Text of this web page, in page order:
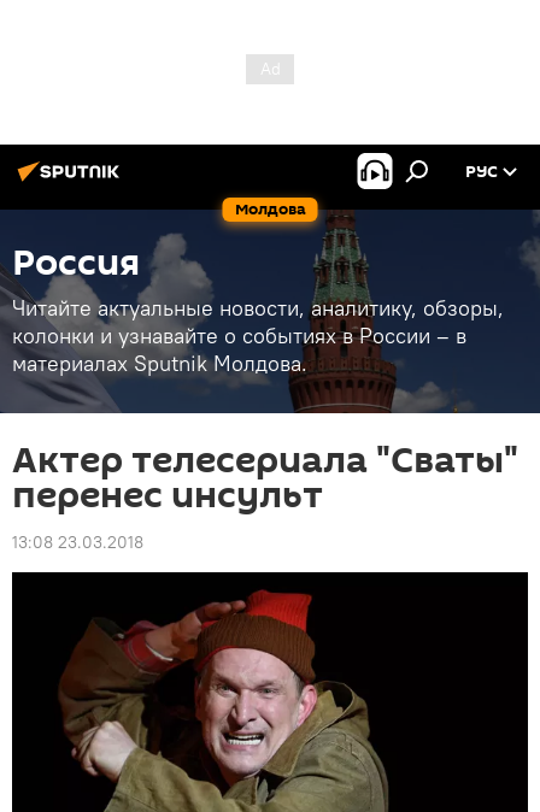
Молдова
РУС
Россия
Читайте актуальные новости, аналитику, обзоры,
колонки и узнавайте о событиях в России – в
материалах Sputnik Молдова.
Актер телесериала "Сваты"
перенес инсульт
13:08 23.03.2018